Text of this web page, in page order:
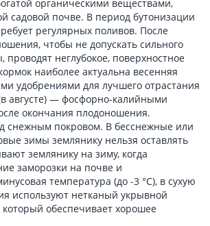
органическими веществами,
садовой почве. В период бутонизации
регулярных поливов. После
чтобы не допускать сильного
проводят неглубокое, поверхностное
наиболее актуальна весенняя
удобрениями для лучшего отрастания
августе) — фосфорно-калийными
окончания плодоношения.
снежным покровом. В бесснежные или
зимы землянику нельзя оставлять
землянику на зиму, когда
заморозки на почве и
температура (до -3 °С), в сухую
используют нетканый укрывной
обеспечивает хорошее